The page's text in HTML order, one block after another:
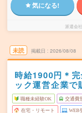
気になる!
派遣会社
未読 掲載日 2026/08/08
時給1900円＊
ック運営企業で
職種未経験OK 交通費
在宅・リモート WEB